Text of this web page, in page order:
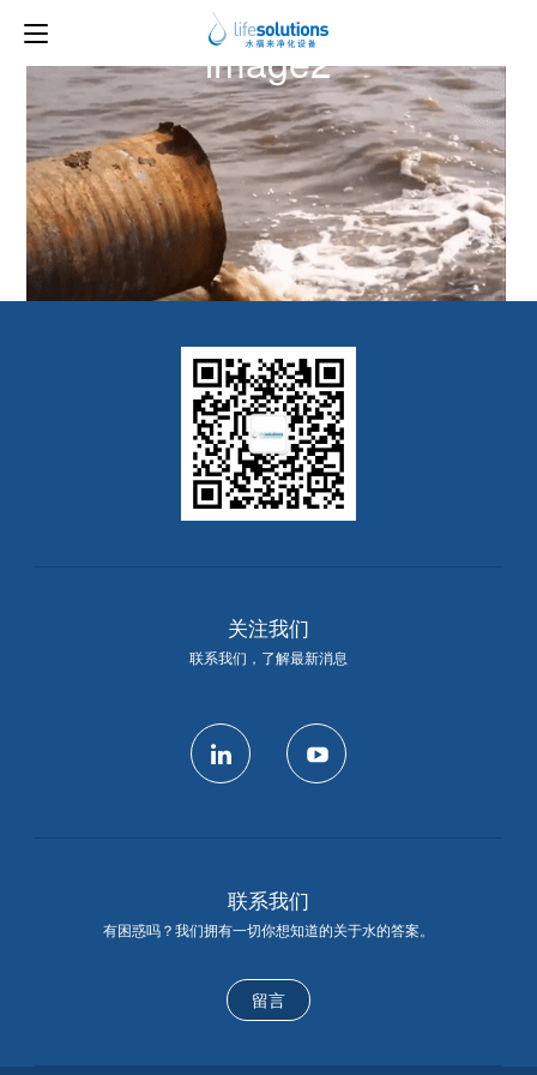
上一图片
image2
关注我们
联系我们，了解最新消息
联系我们
有困惑吗？我们拥有一切你想知道的关于水的答案。
留言